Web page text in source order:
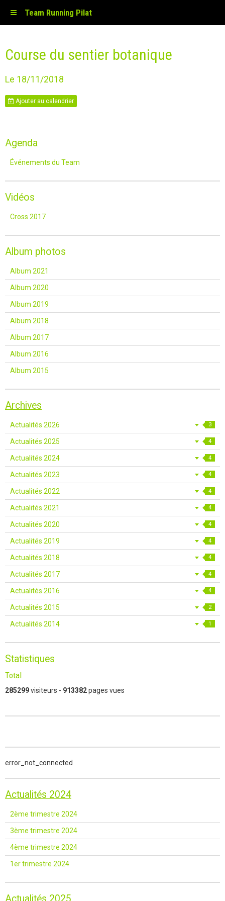
Team Running Pilat
Course du sentier botanique
Le 18/11/2018
Ajouter au calendrier
Agenda
Événements du Team
Vidéos
Cross 2017
Album photos
Album 2021
Album 2020
Album 2019
Album 2018
Album 2017
Album 2016
Album 2015
Archives
Actualités 2026 3
Actualités 2025 4
Actualités 2024 4
Actualités 2023 4
Actualités 2022 4
Actualités 2021 4
Actualités 2020 4
Actualités 2019 4
Actualités 2018 4
Actualités 2017 4
Actualités 2016 4
Actualités 2015 2
Actualités 2014 1
Statistiques
Total
285299visiteurs - 913382pages vues
error_not_connected
Actualités 2024
2ème trimestre 2024
3ème trimestre 2024
4ème trimestre 2024
1er trimestre 2024